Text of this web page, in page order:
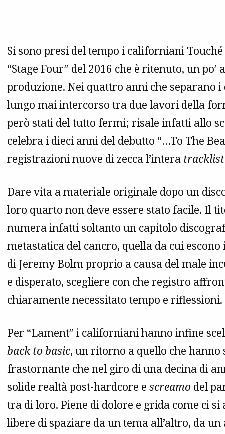
Si sono presi del tempo i californiani
“Stage Four” del 2016 che è ritenuto, un
produzione. Nei quattro anni che separano
lungo mai intercorso tra due lavori della
però stati del tutto fermi; risale infatti allo
celebra i dieci anni del debutto “…To The
registrazioni nuove di zecca l’intera tracklist
Dare vita a materiale originale dopo un
loro quarto non deve essere stato facile. Il
numera infatti soltanto un capitolo
metastatica del cancro, quella da cui
di Jeremy Bolm proprio a causa del male
e disperato, scegliere con che registro
chiaramente necessitato tempo e riflessioni.
Per “Lament” i californiani hanno infine
back to basic, un ritorno a quello che
frastornante che nel giro di una decina di
solide realtà post-hardcore e screamo del
tra di loro. Piene di dolore e grida come ci
libere di spaziare da un tema all’altro, da un